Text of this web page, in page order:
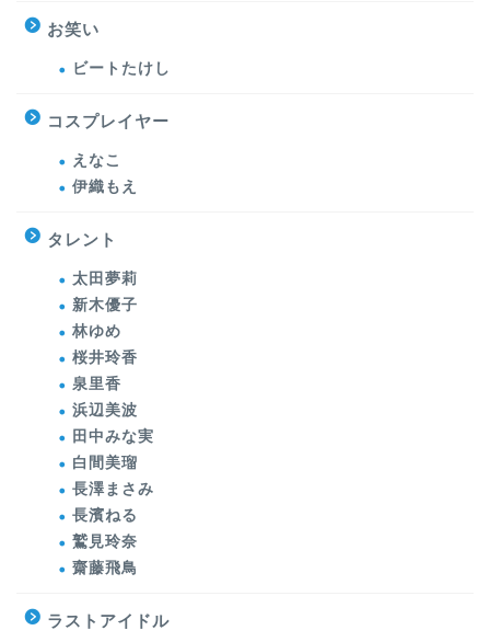
お笑い
ビートたけし
コスプレイヤー
えなこ
伊織もえ
タレント
太田夢莉
新木優子
林ゆめ
桜井玲香
泉里香
浜辺美波
田中みな実
白間美瑠
長澤まさみ
長濱ねる
鷲見玲奈
齋藤飛鳥
ラストアイドル